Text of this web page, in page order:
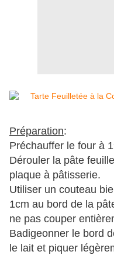
Préparation:
Préchauffer le four à
Dérouler la pâte
plaque à pâtisserie.
Utiliser un couteau
1cm au bord de la
ne pas couper
Badigeonner le bord
le lait et piquer